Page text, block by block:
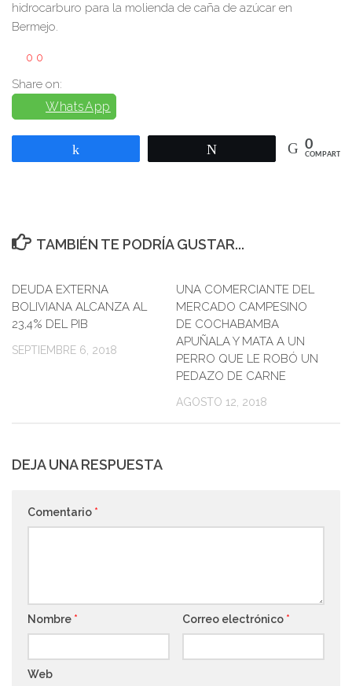
hidrocarburo para la molienda de caña de azúcar en
Bermejo.
0 0
Share on:
WhatsApp
0
COMPARTIR
TAMBIÉN TE PODRÍA GUSTAR...
DEUDA EXTERNA
BOLIVIANA ALCANZA AL
23,4% DEL PIB
SEPTIEMBRE 6, 2018
UNA COMERCIANTE DEL
MERCADO CAMPESINO
DE COCHABAMBA
APUÑALA Y MATA A UN
PERRO QUE LE ROBÓ UN
PEDAZO DE CARNE
AGOSTO 12, 2018
DEJA UNA RESPUESTA
Comentario *
Nombre * Correo electrónico *
Web